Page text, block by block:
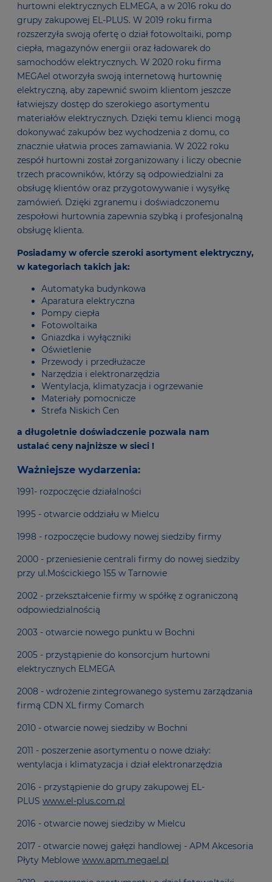
hurtowni elektrycznych ELMEGA, a w 2016 roku do
grupy zakupowej EL-PLUS. W 2019 roku firma
rozszerzyła swoją ofertę o dział fotowoltaiki, pomp
ciepła, magazynów energii oraz ładowarek do
samochodów elektrycznych. W 2020 roku firma
MEGAel otworzyła swoją internetową hurtownię
elektryczną, aby zapewnić swoim klientom jeszcze
łatwiejszy dostęp do szerokiego asortymentu
materiałów elektrycznych. Dzięki temu klienci mogą
dokonywać zakupów bez wychodzenia z domu, co
znacznie ułatwia proces zamawiania. W 2022 roku
zespół hurtowni został zorganizowany i liczy obecnie
trzech pracowników, którzy są odpowiedzialni za
obsługę klientów oraz przygotowywanie i wysyłkę
zamówień. Dzięki zgranemu i doświadczonemu
zespołowi hurtownia zapewnia szybką i profesjonalną
obsługę klienta.
Posiadamy w ofercie szeroki asortyment elektryczny,
w kategoriach takich jak:
Automatyka budynkowa
Aparatura elektryczna
Pompy ciepła
Fotowoltaika
Gniazdka i wyłączniki
Oświetlenie
Przewody i przedłużacze
Narzędzia i elektronarzędzia
Wentylacja, klimatyzacja i ogrzewanie
Materiały pomocnicze
Strefa Niskich Cen
a długoletnie doświadczenie pozwala nam
ustalać ceny najniższe w sieci !
Ważniejsze wydarzenia:
1991- rozpoczęcie działalności
1995 - otwarcie oddziału w Mielcu
1998 - rozpoczęcie budowy nowej siedziby firmy
2000 - przeniesienie centrali firmy do nowej siedziby
przy ul.Mościckiego 155 w Tarnowie
2002 - przekształcenie firmy w spółkę z ograniczoną
odpowiedzialnością
2003 - otwarcie nowego punktu w Bochni
2005 - przystąpienie do konsorcjum hurtowni
elektrycznych ELMEGA
2008 - wdrożenie zintegrowanego systemu zarządzania
firmą CDN XL firmy Comarch
2010 - otwarcie nowej siedziby w Bochni
2011 - poszerzenie asortymentu o nowe działy:
wentylacja i klimatyzacja i dział elektronarzędzia
2016 - przystąpienie do grupy zakupowej EL-
PLUS www.el-plus.com.pl
2016 - otwarcie nowej siedziby w Mielcu
2017 - otwarcie nowej gałęzi handlowej - APM Akcesoria
Płyty Meblowe www.apm.megael.pl